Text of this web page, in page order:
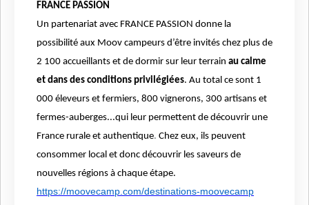
FRANCE PASSION
Un partenariat avec FRANCE PASSION donne la
possibilité aux Moov campeurs d’être invités chez plus de
2 100 accueillants et de dormir sur leur terrain au calme
et dans des conditions privilégiées. Au total ce sont 1
000 éleveurs et fermiers, 800 vignerons, 300 artisans et
fermes-auberges...qui leur permettent de découvrir une
France rurale et authentique. Chez eux, ils peuvent
consommer local et donc découvrir les saveurs de
nouvelles régions à chaque étape.
https://moovecamp.com/destinations-moovecamp